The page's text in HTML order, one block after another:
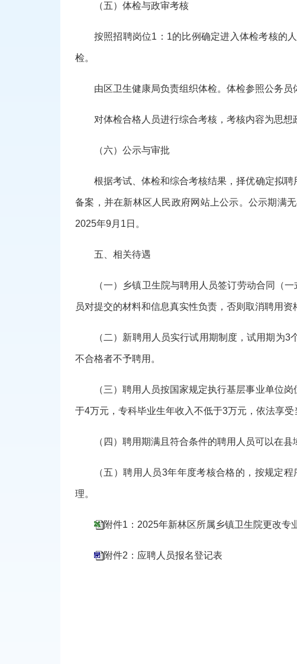
（五）体检与政审考核
按照招聘岗位1：1的比例确定进入体检考核的
检。
由区卫生健康局负责组织体检。体检参照公务
对体检合格人员进行综合考核，考核内容为思
（六）公示与审批
根据考试、体检和综合考核结果，择优确定拟聘
备案，并在新林区人民政府网站上公示。公示期满无
2025年9月1日。
五、相关待遇
（一）乡镇卫生院与聘用人员签订劳动合同（一
员对提交的材料和信息真实性负责，否则取消聘用资
（二）新聘用人员实行试用期制度，试用期为3
不合格者不予聘用。
（三）聘用人员按国家规定执行基层事业单位
于4万元，专科毕业生年收入不低于3万元，依法享受
（四）聘用期满且符合条件的聘用人员可以在
（五）聘用人员3年年度考核合格的，按规定
理。
附件1：2025年新林区所属乡镇卫生院更改专
附件2：应聘人员报名登记表